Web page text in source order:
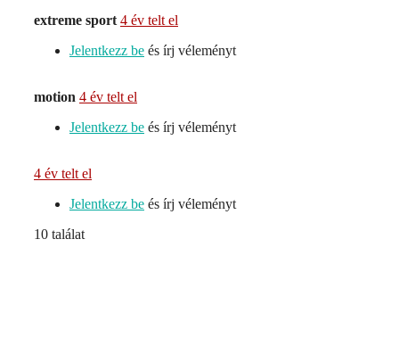
extreme sport 4 év telt el
Jelentkezz be és írj véleményt
motion 4 év telt el
Jelentkezz be és írj véleményt
4 év telt el
Jelentkezz be és írj véleményt
10 találat